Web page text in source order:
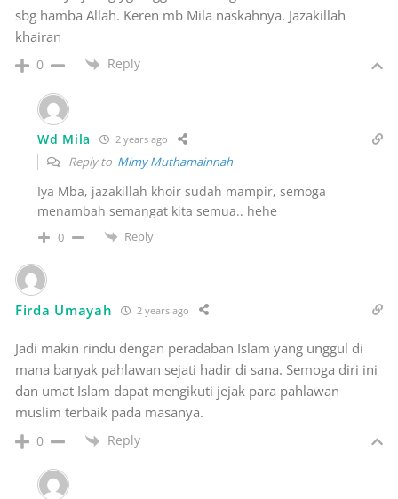
sbg hamba Allah. Keren mb Mila naskahnya. Jazakillah
khairan
0 Reply
Wd Mila 2 years ago
Reply to Mimy Muthamainnah
Iya Mba, jazakillah khoir sudah mampir, semoga
menambah semangat kita semua.. hehe
0 Reply
Firda Umayah 2 years ago
Jadi makin rindu dengan peradaban Islam yang unggul di
mana banyak pahlawan sejati hadir di sana. Semoga diri ini
dan umat Islam dapat mengikuti jejak para pahlawan
muslim terbaik pada masanya.
0 Reply